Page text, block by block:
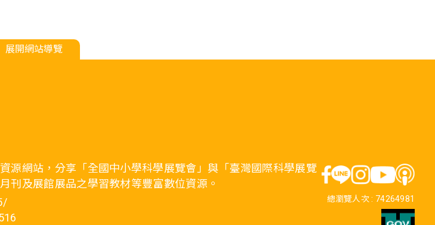
展開網站導覽
源網站，分享「全國中小學科學展覽會」與「臺灣國際科學展覽
刊及展館展品之學習教材等豐富數位資源。
總瀏覽人次 : 74264981